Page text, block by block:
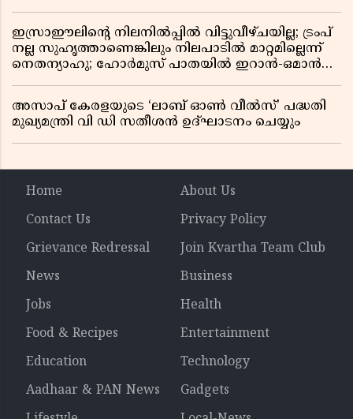
ഇസ്രാഈലിന്റെ നിലനിൽപ്പിൽ വിട്ടുവീഴ്ചയില്ല; ട്രംപ്
നല്ല സുഹൃത്താണെങ്കിലും നിലപാടിൽ മാറ്റമില്ലെന്ന്
നെതന്യാഹു; ഹോർമുസ് പാതയിൽ ഇറാൻ-ഒമാൻ
അസാപ് കേരളയുടെ ‘ലാബ് ഓൺ വീൽസ്’ പദ്ധതി
മുഖ്യമന്ത്രി വി ഡി സതീശൻ ഉദ്ഘാടനം ചെയ്യും
Home
About Us
Contact Us
Privacy Policy
Grievance Redressal
Join Kvartha Team Club
News
Business
Jobs
Health
Food & Recipes
Entertainment
Education
Technology
Aadhaar & PAN News
Gadgets